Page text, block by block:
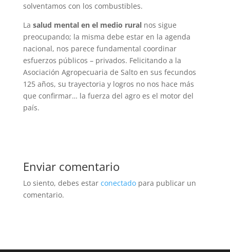
solventamos con los combustibles.
La salud mental en el medio ruralnos sigue
preocupando; la misma debe estar en la agenda
nacional, nos parece fundamental coordinar
esfuerzos públicos – privados. Felicitando a la
Asociación Agropecuaria de Salto en sus fecundos
125 años, su trayectoria y logros no nos hace más
que confirmar… la fuerza del agro es el motor del
país.
Enviar comentario
Lo siento, debes estar conectadopara publicar un
comentario.